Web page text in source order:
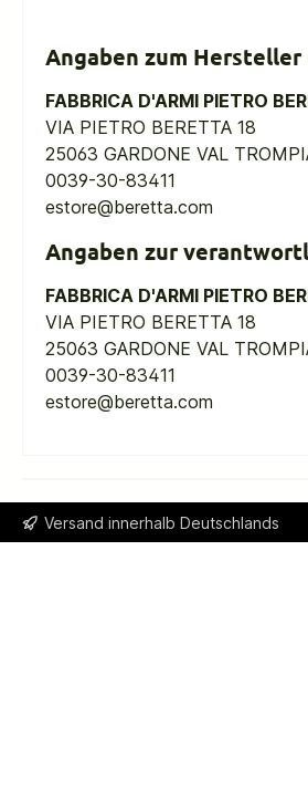
Angaben zum
FABBRICA D'ARMI PIETRO
VIA PIETRO BERETTA 18
25063 GARDONE VAL
0039-30-83411
estore@beretta.com
Angaben zur
FABBRICA D'ARMI PIETRO
VIA PIETRO BERETTA 18
25063 GARDONE VAL
0039-30-83411
estore@beretta.com
Versand innerhalb Deutschlands